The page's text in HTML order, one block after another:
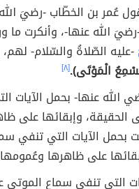
عُمر بن الخطّاب -رضيَ
الله عنها-، وأنكرت ما
-عليه الصّلاةُ والسّلام-
الْمَوْتَى).[٨]
الله عنها- بحمل الآيات
وإبقائها على
بحمل الآيات التي تنفي
على ظاهرها
التي تنفي سماع الموتى